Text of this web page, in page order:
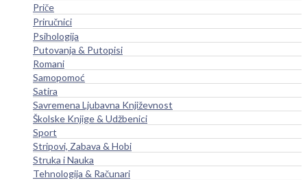
Priče
Priručnici
Psihologija
Putovanja & Putopisi
Romani
Samopomoć
Satira
Savremena Ljubavna Književnost
Školske Knjige & Udžbenici
Sport
Stripovi, Zabava & Hobi
Struka i Nauka
Tehnologija & Računari